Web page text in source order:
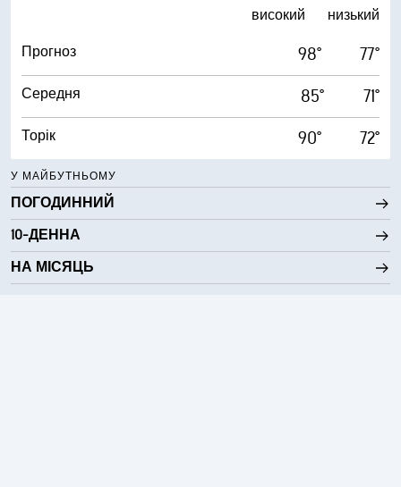
16%
РАНОК
ПОПОЛУДНІ
Опади 0.00 дюйма
Хмарний покрив 1%
ВЕЧІР
ВНОЧІ
високий низький
Прогноз 98° 77°
Середня 85° 71°
Торік 90° 72°
У МАЙБУТНЬОМУ
ПОГОДИННИЙ
10-ДЕННА
НА МІСЯЦЬ